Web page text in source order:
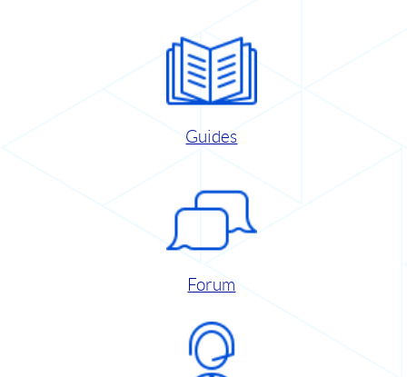
Guides
Forum